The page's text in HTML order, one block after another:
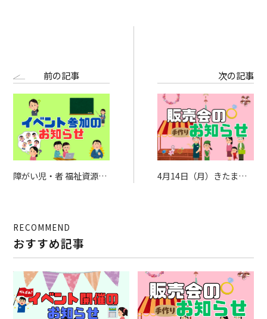
前の記事
障がい児・者 福祉資源フ
次の記事
4月14日（月）きたまる
RECOMMEND
おすすめ記事